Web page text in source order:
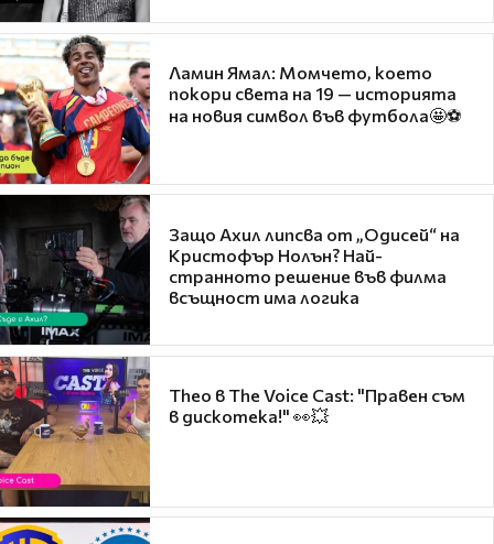
Ламин Ямал: Момчето, което
покори света на 19 — историята
на новия символ във футбола🤩⚽
Защо Ахил липсва от „Одисей“ на
Кристофър Нолън? Най-
странното решение във филма
всъщност има логика
Theo в The Voice Cast: "Правен съм
в дискотека!" 👀💥